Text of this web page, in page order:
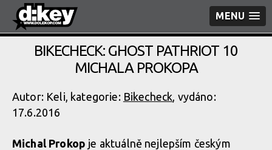
MENU
BIKECHECK: GHOST PATHRIOT 10
MICHALA PROKOPA
Autor: Keli, kategorie: Bikecheck, vydáno:
17.6.2016
Michal Prokop je aktuálně nejlepším českým